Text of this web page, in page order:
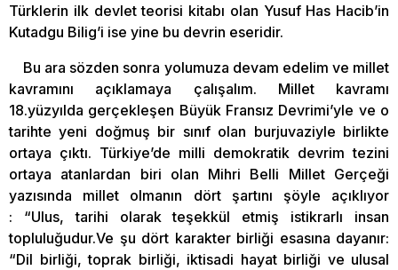
Türklerin ilk devlet teorisi kitabı olan Yusuf Has Hacib’in
Kutadgu Bilig’i ise yine bu devrin eseridir.
Bu ara sözden sonra yolumuza devam edelim ve millet
kavramını açıklamaya çalışalım. Millet kavramı
18.yüzyılda gerçekleşen Büyük Fransız Devrimi’yle ve o
tarihte yeni doğmuş bir sınıf olan burjuvaziyle birlikte
ortaya çıktı. Türkiye’de milli demokratik devrim tezini
ortaya atanlardan biri olan Mihri Belli Millet Gerçeği
yazısında millet olmanın dört şartını şöyle açıklıyor
: “Ulus, tarihi olarak teşekkül etmiş istikrarlı insan
topluluğudur.Ve şu dört karakter birliği esasına dayanır:
“Dil birliği, toprak birliği, iktisadi hayat birliği ve ulusal